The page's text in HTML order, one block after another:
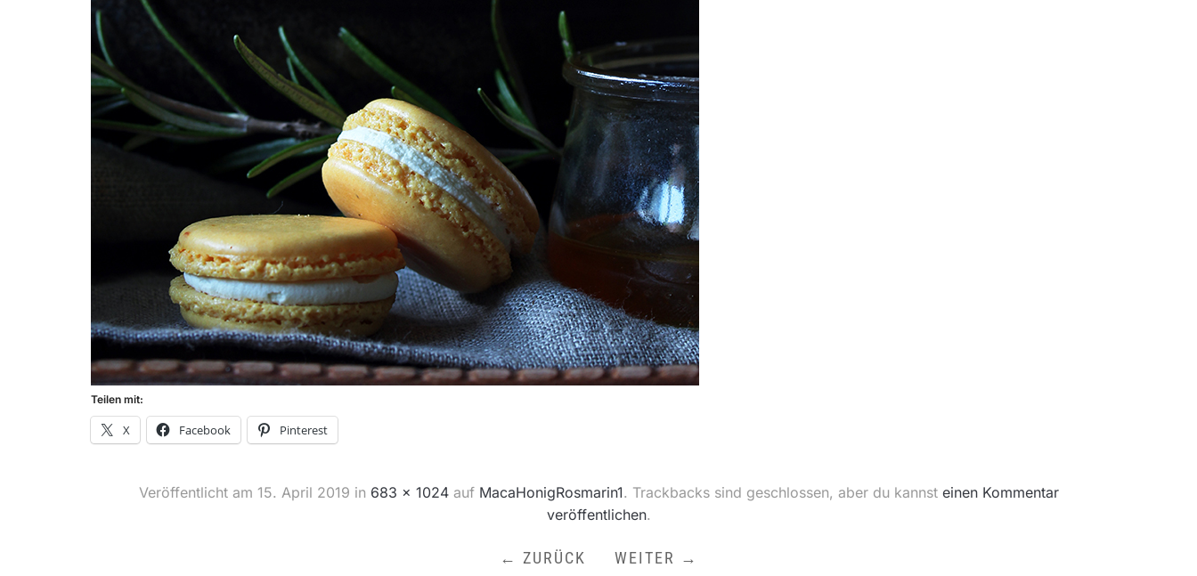
Teilen mit:
X Facebook Pinterest
Veröffentlicht am 15. April 2019 in 683 × 1024auf MacaHonigRosmarin1. Trackbacks sind geschlossen, aber du kannst einen Kommentar
veröffentlichen.
← ZURÜCK WEITER →